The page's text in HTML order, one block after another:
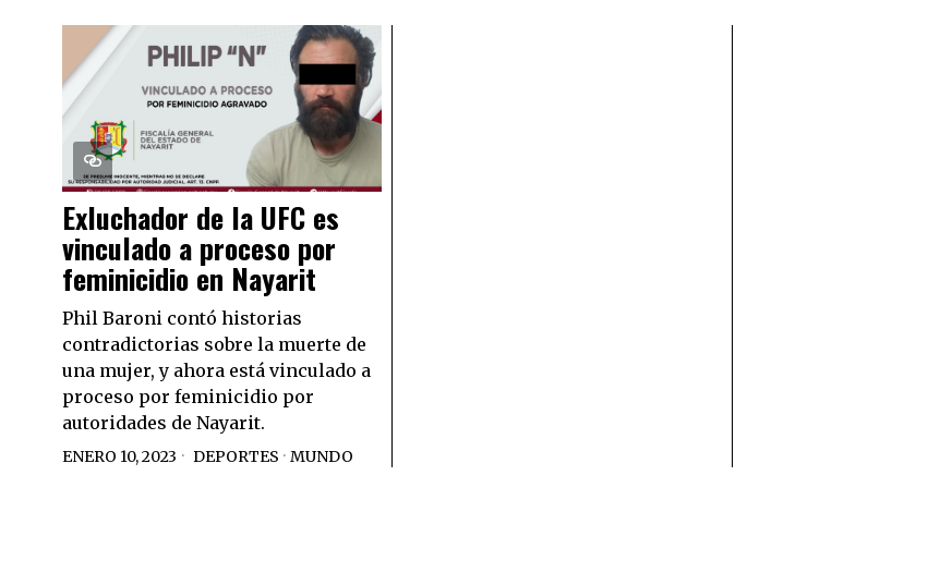
Exluchador de la UFC es
vinculado a proceso por
feminicidio en Nayarit
Phil Baroni contó historias
contradictorias sobre la muerte de
una mujer, y ahora está vinculado a
proceso por feminicidio por
autoridades de Nayarit.
ENERO 10, 2023 DEPORTES · MUNDO